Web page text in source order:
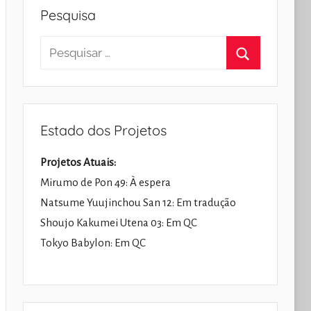
Pesquisa
Pesquisar
Estado dos Projetos
Projetos Atuais:
Mirumo de Pon 49: À espera
Natsume Yuujinchou San 12: Em tradução
Shoujo Kakumei Utena 03: Em QC
Tokyo Babylon: Em QC